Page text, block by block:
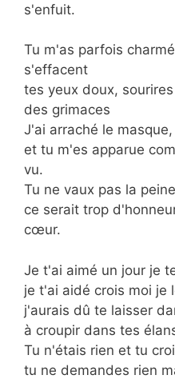
s'enfuit.
Tu m'as parfois
s'effacent
tes yeux doux,
des grimaces
J'ai arraché le
et tu m'es apparue
vu.
Tu ne vaux pas la
ce serait trop
cœur.
Je t'ai aimé un jour je
je t'ai aidé crois moi je
j'aurais dû te laisser
à croupir dans tes
Tu n'étais rien et tu
tu ne demandes rien